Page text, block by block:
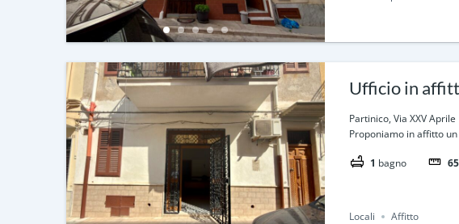
Ufficio in
Partinico, Via XXV Aprile
Proponiamo in affitto
1 bagno 65
Locali Affitto